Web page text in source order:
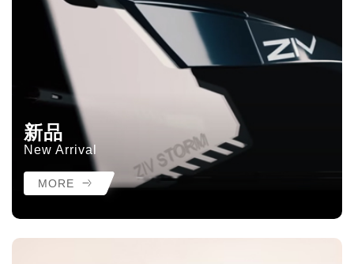
新品
New Arrival
MORE